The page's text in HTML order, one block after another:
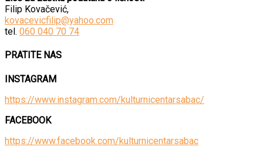
Filip Kovačević,
kovacevicfilip@yahoo.com
tel. 060 040 70 74
PRATITE NAS
INSTAGRAM
https://www.instagram.com/kulturnicentarsabac/
FACEBOOK
https://www.facebook.com/kulturnicentarsabac